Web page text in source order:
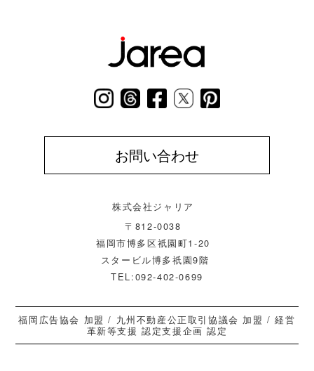
お問い合わせ
株式会社ジャリア
〒812-0038
福岡市博多区祇園町1-20
スタービル博多祇園9階
TEL:092-402-0699
福岡広告協会 加盟 / 九州不動産公正取引協議会 加盟 / 経営
革新等支援 認定支援企画 認定